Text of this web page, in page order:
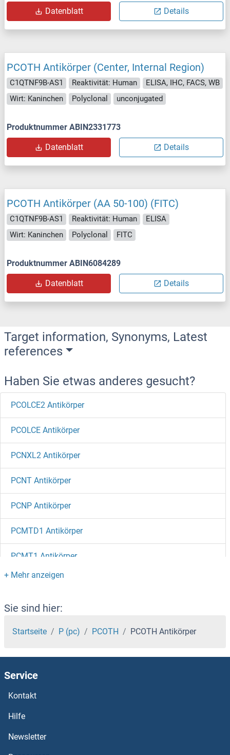
Datenblatt Details
PCOTH Antikörper (Center, Internal Region)
C1QTNF9B-AS1 Reaktivität: Human
ELISA, IHC, FACS, WB
Wirt: Kaninchen
Polyclonal unconjugated
Produktnummer ABIN2331773
Datenblatt Details
PCOTH Antikörper (AA 50-100) (FITC)
C1QTNF9B-AS1 Reaktivität: Human
ELISA
Wirt: Kaninchen
Polyclonal FITC
Produktnummer ABIN6084289
Datenblatt Details
Target information, Synonyms, Latest
references
Haben Sie etwas anderes gesucht?
PCOLCE2 Antikörper
PCOLCE Antikörper
PCNXL2 Antikörper
PCNT Antikörper
PCNP Antikörper
PCMTD1 Antikörper
PCMT1 Antikörper
PCM1 Antikörper
PCLO Antikörper
PCIF1 Antikörper
PCID2 Antikörper
PCGF6 Antikörper
PCGF3 Antikörper
Sie sind hier:
Startseite P (pc) PCOTH PCOTH Antikörper
Service
Kontakt
Hilfe
Newsletter